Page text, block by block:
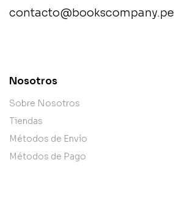
contacto@bookscompany.pe
Nosotros
Sobre Nosotros
Tiendas
Métodos de Envío
Métodos de Pago